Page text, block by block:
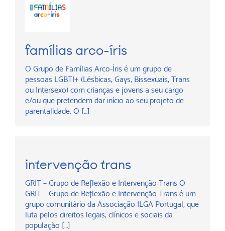
famílias arco-íris
O Grupo de Famílias Arco-Íris é um grupo de
pessoas LGBTI+ (Lésbicas, Gays, Bissexuais, Trans
ou Intersexo) com crianças e jovens a seu cargo
e/ou que pretendem dar início ao seu projeto de
parentalidade. O […]
intervenção trans
GRIT – Grupo de Reflexão e Intervenção Trans O
GRIT – Grupo de Reflexão e Intervenção Trans é um
grupo comunitário da Associação ILGA Portugal, que
luta pelos direitos legais, clínicos e sociais da
população […]